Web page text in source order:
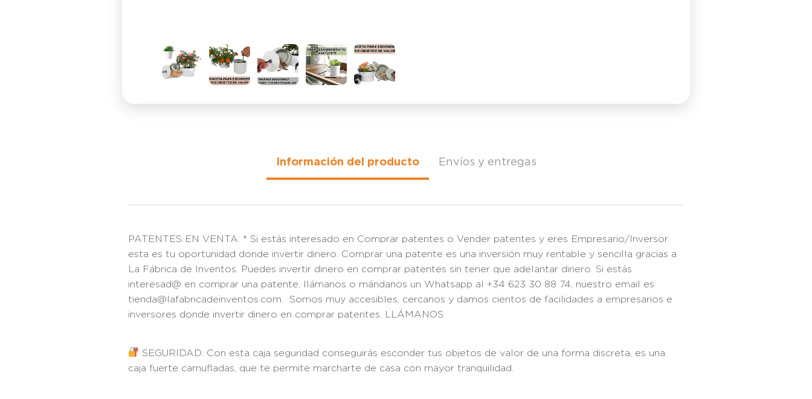
Información del producto Envíos y entregas
PATENTES EN VENTA: * Si estás interesado en Comprar patentes o Vender patentes y eres Empresario/Inversor
esta es tu oportunidad donde invertir dinero. Comprar una patente es una inversión muy rentable y sencilla gracias a
La Fábrica de Inventos. Puedes invertir dinero en comprar patentes sin tener que adelantar dinero. Si estás
interesad@ en comprar una patente, llámanos o mándanos un Whatsapp al +34 623 30 88 74, nuestro email es
tienda@lafabricadeinventos.com. Somos muy accesibles, cercanos y damos cientos de facilidades a empresarios e
inversores donde invertir dinero en comprar patentes. LLÁMANOS
SEGURIDAD: Con esta caja seguridad conseguirás esconder tus objetos de valor de una forma discreta, es una
caja fuerte camufladas, que te permite marcharte de casa con mayor tranquilidad.